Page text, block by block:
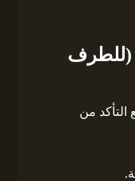
(للطرف
التأكد من